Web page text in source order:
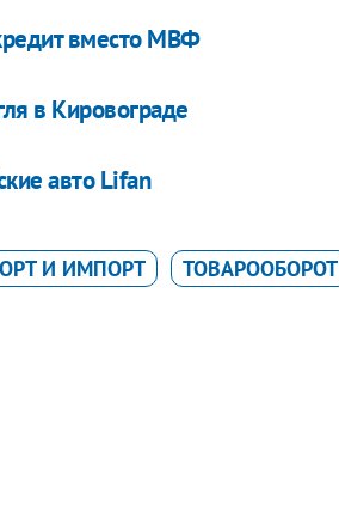
вместо МВФ
в Кировограде
авто Lifan
И ИМПОРТ ТОВАРООБОРОТ